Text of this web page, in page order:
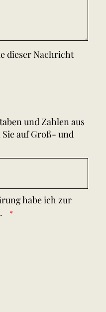
dieser Nachricht
und Zahlen aus
auf Groß- und
habe ich zur